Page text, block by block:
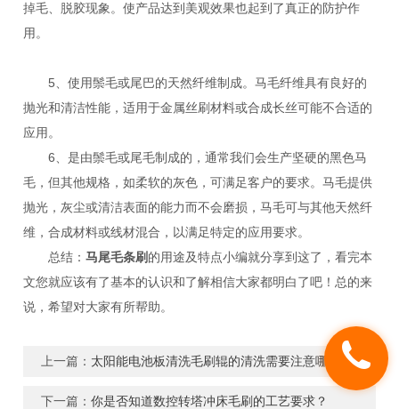
掉毛、脱胶现象。使产品达到美观效果也起到了真正的防护作
用。
5、使用鬃毛或尾巴的天然纤维制成。马毛纤维具有良好的
抛光和清洁性能，适用于金属丝刷材料或合成长丝可能不合适的
应用。
6、是由鬃毛或尾毛制成的，通常我们会生产坚硬的黑色马
毛，但其他规格，如柔软的灰色，可满足客户的要求。马毛提供
抛光，灰尘或清洁表面的能力而不会磨损，马毛可与其他天然纤
维，合成材料或线材混合，以满足特定的应用要求。
总结：马尾毛条刷的用途及特点小编就分享到这了，看完本
文您就应该有了基本的认识和了解相信大家都明白了吧！总的来
说，希望对大家有所帮助。
上一篇： 太阳能电池板清洗毛刷辊的清洗需要注意哪些问题？
下一篇：你是否知道数控转塔冲床毛刷的工艺要求？